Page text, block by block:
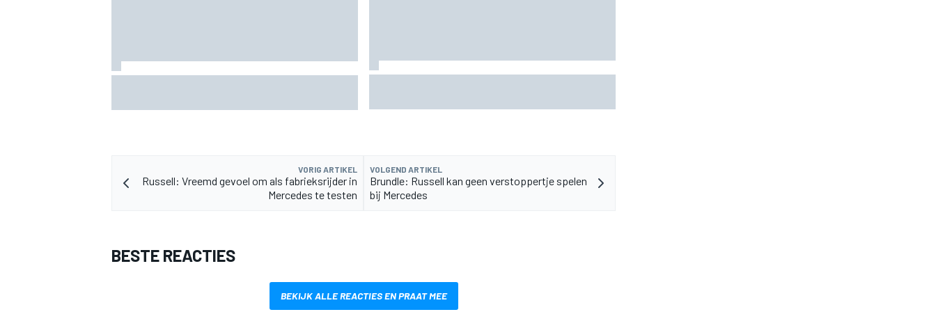
VORIG ARTIKEL
Russell: Vreemd gevoel om als fabrieksrijder in
Mercedes te testen
VOLGEND ARTIKEL
Brundle: Russell kan geen verstoppertje spelen
bij Mercedes
BESTE REACTIES
BEKIJK ALLE REACTIES EN PRAAT MEE